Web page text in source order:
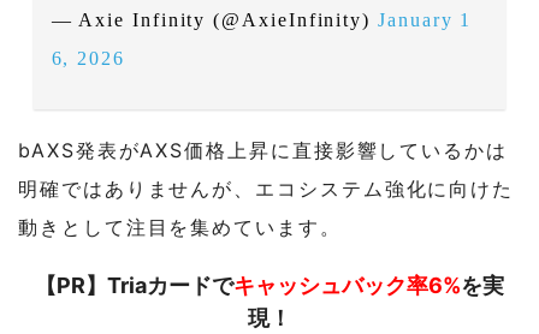
— Axie Infinity (@AxieInfinity) January 1
6, 2026
bAXS発表がAXS価格上昇に直接影響しているかは
明確ではありませんが、エコシステム強化に向けた
動きとして注目を集めています。
【PR】Triaカードでキャッシュバック率6%を実
現！